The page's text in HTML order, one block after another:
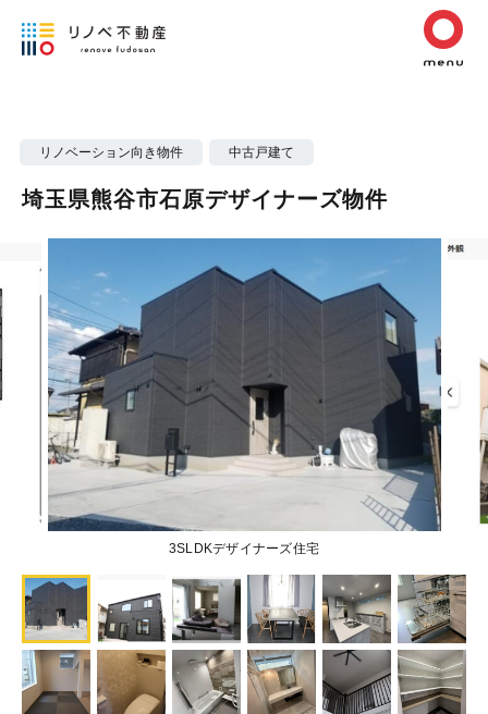
リノベーション向き物件 中古戸建て
埼玉県熊谷市石原デザイナーズ物件
3SLDKデザイナーズ住宅